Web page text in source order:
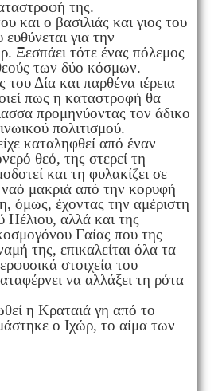
της.
και ο βασιλιάς και γιος του
για την
Ξεσπάει τότε ένας πόλεμος
των δύο κόσμων.
Δία και παρθένα ιέρεια
πως η καταστροφή θα
προμηνύοντας τον άδικο
πολιτισμού.
καταληφθεί από έναν
θεό, της στερεί τη
και τη φυλακίζει σε
ναό μακριά από την κορυφή
όμως, έχοντας την αμέριστη
Ηέλιου, αλλά και της
Γαίας που της
της, επικαλείται όλα τα
στοιχεία του
να αλλάξει τη ρότα
η Κραταιά γη από το
ο Ιχώρ, το αίμα των